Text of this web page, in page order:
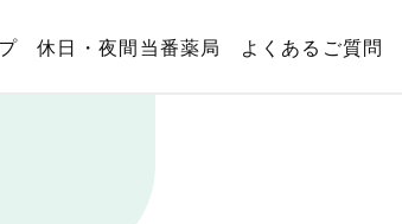
休日・夜間当番薬局 よくあるご質問